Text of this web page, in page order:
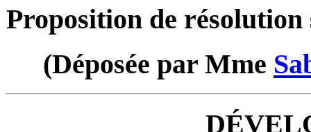
Proposition de
(Déposée par Mme